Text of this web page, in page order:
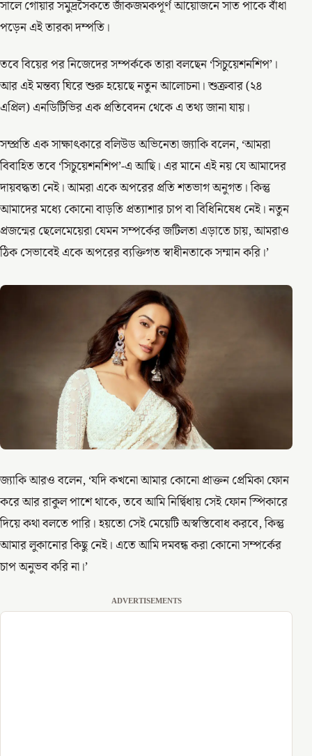
সালে গোয়ার সমুদ্রসৈকতে জাঁকজমকপূর্ণ আয়োজনে সাত পাকে বাঁধা
পড়েন এই তারকা দম্পতি।
তবে বিয়ের পর নিজেদের সম্পর্ককে তারা বলছেন ‘সিচুয়েশনশিপ’।
আর এই মন্তব্য ঘিরে শুরু হয়েছে নতুন আলোচনা। শুক্রবার (২৪
এপ্রিল) এনডিটিভির এক প্রতিবেদন থেকে এ তথ্য জানা যায়।
সম্প্রতি এক সাক্ষাৎকারে বলিউড অভিনেতা জ্যাকি বলেন, ‘আমরা
বিবাহিত তবে ‘সিচুয়েশনশিপ’-এ আছি। এর মানে এই নয় যে আমাদের
দায়বদ্ধতা নেই। আমরা একে অপরের প্রতি শতভাগ অনুগত। কিন্তু
আমাদের মধ্যে কোনো বাড়তি প্রত্যাশার চাপ বা বিধিনিষেধ নেই। নতুন
প্রজন্মের ছেলেমেয়েরা যেমন সম্পর্কের জটিলতা এড়াতে চায়, আমরাও
ঠিক সেভাবেই একে অপরের ব্যক্তিগত স্বাধীনতাকে সম্মান করি।’
জ্যাকি আরও বলেন, ‘যদি কখনো আমার কোনো প্রাক্তন প্রেমিকা ফোন
করে আর রাকুল পাশে থাকে, তবে আমি নির্দ্বিধায় সেই ফোন স্পিকারে
দিয়ে কথা বলতে পারি। হয়তো সেই মেয়েটি অস্বস্তিবোধ করবে, কিন্তু
আমার লুকানোর কিছু নেই। এতে আমি দমবন্ধ করা কোনো সম্পর্কের
চাপ অনুভব করি না।’
ADVERTISEMENTS